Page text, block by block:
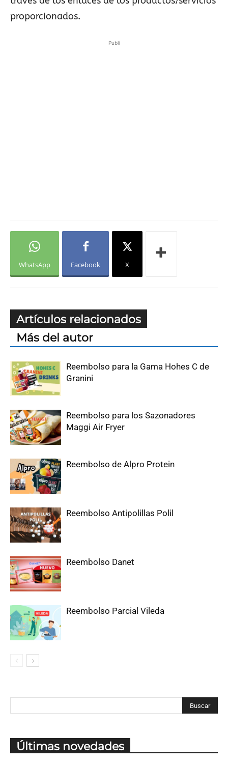
proporcionados.
Publi
WhatsApp Facebook X
Artículos relacionados
Más del autor
Reembolso para la Gama Hohes C de
Granini
Reembolso para los Sazonadores
Maggi Air Fryer
Reembolso de Alpro Protein
Reembolso Antipolillas Polil
Reembolso Danet
Reembolso Parcial Vileda
Últimas novedades